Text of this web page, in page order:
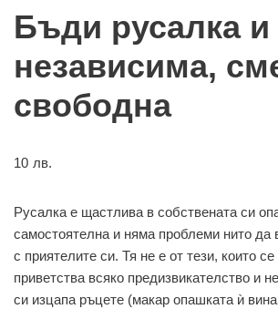
Бъди русалка
независима,
свободна
10 лв.
Русалка е щастлива в собствената си
самостоятелна и няма проблеми нито да
с приятелите си. Тя не е от тези, които
приветства всяко предизвикателство и
си изцапа ръцете (макар опашката ѝ